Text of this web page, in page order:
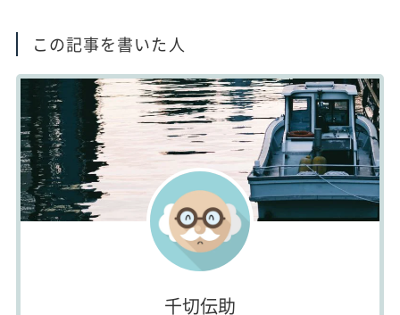
この記事を書いた人
千切伝助